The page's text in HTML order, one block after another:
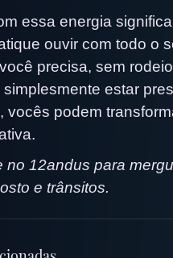
essa energia
ouvir com todo o
precisa, sem
estar
vocês podem
no 12andus para
e trânsitos.